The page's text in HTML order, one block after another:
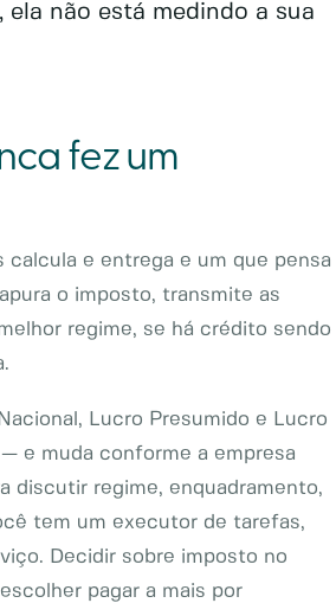
não está medindo a sua
fez um
e entrega e um que pensa
o imposto, transmite as
regime, se há crédito sendo
Lucro Presumido e Lucro
e muda conforme a empresa
discutir regime, enquadramento,
tem um executor de tarefas,
Decidir sobre imposto no
pagar a mais por